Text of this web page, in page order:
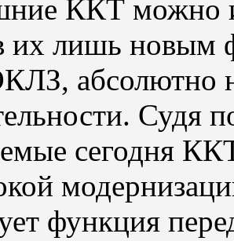
ККТ можно
их лишь новым
абсолютно
Судя
сегодня
функция